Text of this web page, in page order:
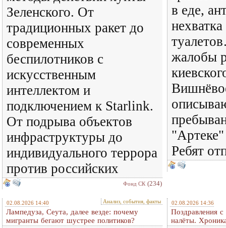
Зеленского. От
традиционных ракет до
современных
беспилотников с
искусственным
интеллектом и
подключением к Starlink.
От подрыва объектов
инфраструктуры до
индивидуального террора
против российских
Фонд СК (234)
в еде,
жалобы
"Артеке"
Ребят
02.08.2026 14:40 Анализ, события, факты
Лампедуза, Сеута, далее везде: почему
мигранты бегают шустрее политиков?
02.08.2026 14:36
Поздравления
налёты.